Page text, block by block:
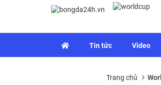
Tin tức Video
Trang chủ